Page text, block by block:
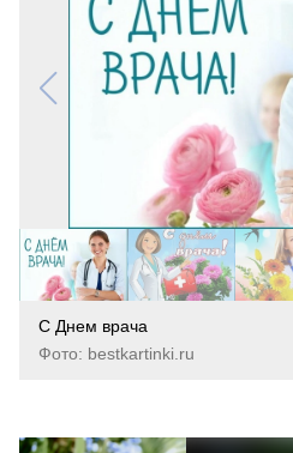
С Днем врача
Фото: bestkartinki.ru